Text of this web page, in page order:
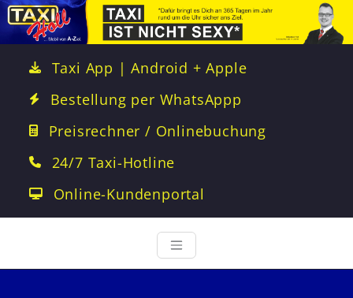
Taxi App | Android + Apple
Bestellung per WhatsAppp
Preisrechner / Onlinebuchung
24/7 Taxi-Hotline
Online-Kundenportal